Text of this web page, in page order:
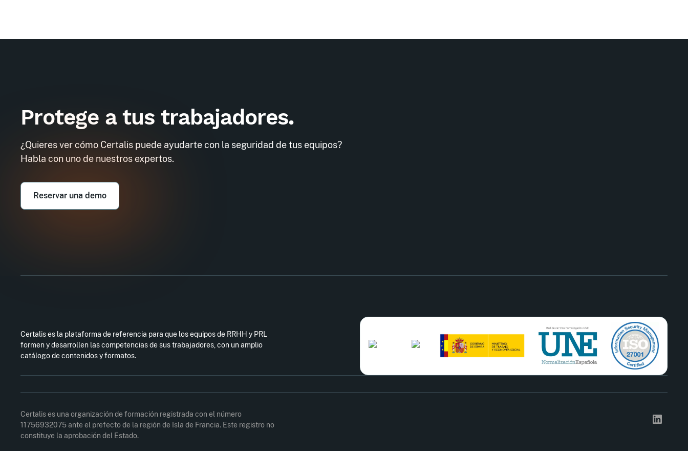
Protege a tus trabajadores.
¿Quieres ver cómo Certalis puede ayudarte con la seguridad de tus equipos?
Habla con uno de nuestros expertos.
Reservar una demo
Certalis es la plataforma de referencia para que los equipos de RRHH y PRL
formen y desarrollen las competencias de sus trabajadores, con un amplio
catálogo de contenidos y formatos.
Certalis es una organización de formación registrada con el número
11756932075 ante el prefecto de la región de Isla de Francia. Este registro no
constituye la aprobación del Estado.